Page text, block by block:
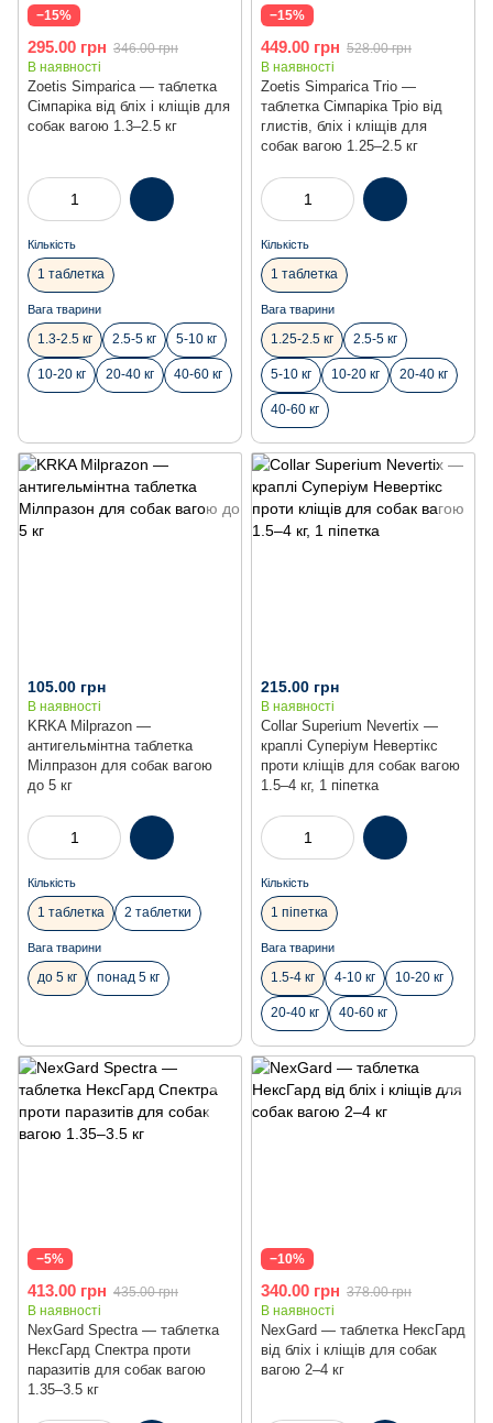
−15%
Zoetis Simparica — таблетка
Сімпаріка від бліх і кліщів для
собак вагою 1.3–2.5 кг
295.00 грн 346.00 грн
В наявності
Кількість
1 таблетка
Вага тварини
1.3-2.5 кг 2.5-5 кг 5-10 кг
10-20 кг 20-40 кг 40-60 кг
−15%
Zoetis Simparica Trio —
таблетка Сімпаріка Тріо від
глистів, бліх і кліщів для
собак вагою 1.25–2.5 кг
449.00 грн 528.00 грн
В наявності
Кількість
1 таблетка
Вага тварини
1.25-2.5 кг 2.5-5 кг
5-10 кг 10-20 кг 20-40 кг
40-60 кг
KRKA Milprazon —
антигельмінтна таблетка
Мілпразон для собак вагою
до 5 кг
105.00 грн
В наявності
Кількість
1 таблетка 2 таблетки
Вага тварини
до 5 кг понад 5 кг
Collar Superium Nevertix —
краплі Суперіум Невертікс
проти кліщів для собак вагою
1.5–4 кг, 1 піпетка
215.00 грн
В наявності
Кількість
1 піпетка
Вага тварини
1.5-4 кг 4-10 кг 10-20 кг
20-40 кг 40-60 кг
−5%
NexGard Spectra — таблетка
НексГард Спектра проти
паразитів для собак вагою
1.35–3.5 кг
413.00 грн 435.00 грн
В наявності
−10%
NexGard — таблетка НексГард
від бліх і кліщів для собак
вагою 2–4 кг
340.00 грн 378.00 грн
В наявності